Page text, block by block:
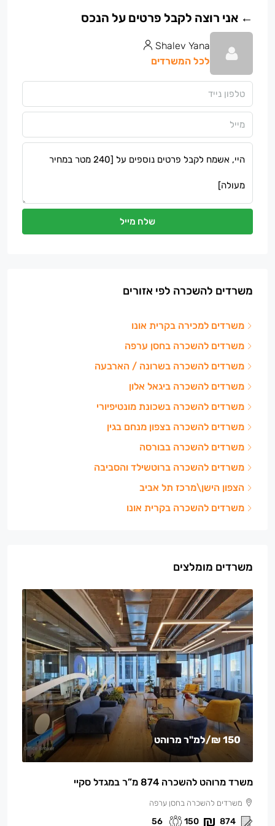
Shalev Yana
לכל המשרדים
שלח מייל
משרדים להשכרה לפי אזורים
משרדים למכירה בקרית אונו
משרדים להשכרה בחסן ערפה
משרדים להשכרה בשרונה / הארבעה
משרדים להשכרה ביגאל אלון
משרדים להשכרה בשכונת מונטיפיורי
משרדים להשכרה בצפון מנחם בגין
משרדים להשכרה בבורסה
משרדים להשכרה ברוטשילד והסביבה
הצפון הישן\מרכז תל אביב
משרדים להשכרה בקרית אונו
משרדים מומלצים
150 ₪ /למ"ר מרוהט
משרד מרוהט להשכרה 874 מ”ר במגדל סקיי
משרדים להשכרה בחסן ערפה
874
150
56